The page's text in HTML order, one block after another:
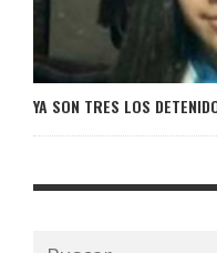
YA SON TRES LOS
Buscar: